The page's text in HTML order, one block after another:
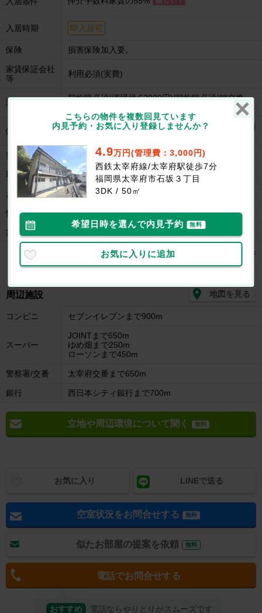
入居時期 即入居可
保険 損害保険加入要。
家賃保証会社
等
利用必須(実費)
諸費用
契約時必須(清掃代:53900円)/契約時必須(鍵交換
代:24200円)/契約時必須(消毒(抗菌費):24200円)
備考
保証会社加入要(初回月額総額100%、月次月額総額
契約 一般契約(2年間)
取引形態 媒介
お問合せ番号 957-543521101
情報更新日 2026/07/31
次回更新日
太宰府テラスの建物情報を見る
周辺施設 地図を見る
コンビニ セブンイレブンまで900m
スーパー
JOINTまで650m
ゆめ畑まで250m
ローソンまで450m
警察署/交番 太宰府交番まで650m
銀行 西日本シティ銀行まで700m
立地や周辺環境について聞く 無料
お気に入り LINEで送る
空室状況をお問合せする 無料
似たお部屋の提案を依頼 無料
電話でお問合せする
おすすめ 電話ならやりとりがスムーズです
こちらの物件を複数回見ています
内見予約・お気に入り登録しませんか？
4.9万円(管理費：3,000円)
西鉄太宰府線/太宰府駅徒歩7分
福岡県太宰府市石坂３丁目
3DK / 50㎡
希望日時を選んで内見予約 無料
お気に入りに追加